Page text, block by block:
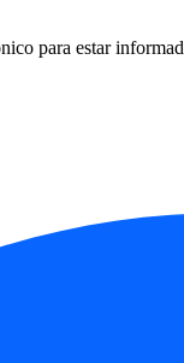
para estar